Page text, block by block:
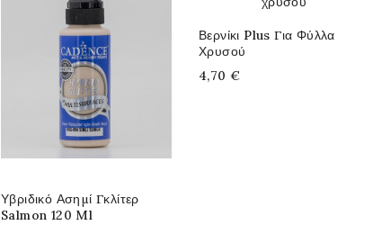
Υβριδικό Ασημί Γκλίτερ
Salmon 120 Ml
Βερνίκι Plus Για Φύλλα
Χρυσού
4,70 €